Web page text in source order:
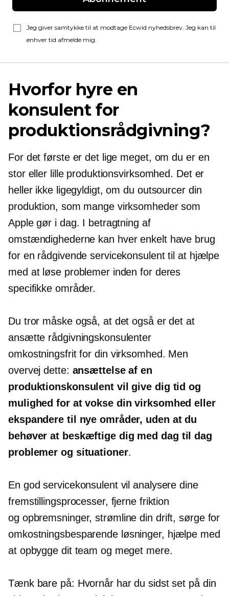
Jeg giver samtykke til at modtage Ecwid nyhedsbrev. Jeg kan til
enhver tid afmelde mig.
Hvorfor hyre en
konsulent for
produktionsrådgivning?
For det første er det lige meget, om du er en
stor eller lille produktionsvirksomhed. Det er
heller ikke ligegyldigt, om du outsourcer din
produktion, som mange virksomheder som
Apple gør i dag. I betragtning af
omstændighederne kan hver enkelt have brug
for en rådgivende servicekonsulent til at hjælpe
med at løse problemer inden for deres
specifikke områder.
Du tror måske også, at det også er det at
ansætte rådgivningskonsulenter
omkostningsfritfor din virksomhed. Men
overvej dette: ansættelse af en
produktionskonsulent vil give dig tid og
mulighed for at vokse din virksomhed eller
ekspandere til nye områder, uden at du
behøver at beskæftige dig med dag til dag
problemer og situationer.
En god servicekonsulent vil analysere dine
fremstillingsprocesser, fjerne friktion
og opbremsninger, strømline din drift, sørge for
omkostningsbesparendeløsninger, hjælpe med
at opbygge dit team og meget mere.
Tænk bare på: Hvornår har du sidst set på din